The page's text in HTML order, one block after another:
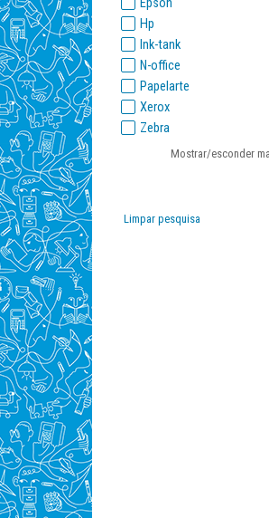
Hp
Ink-tank
N-office
Papelarte
Xerox
Zebra
Mostrar/esconder
Limpar pesquisa